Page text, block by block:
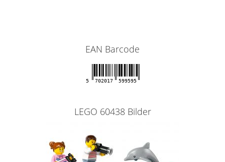
EAN Barcode
5 702017 599595
LEGO 60438 Bilder